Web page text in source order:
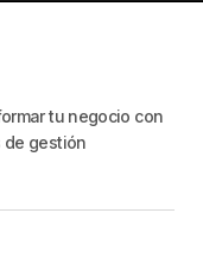
tu negocio con
de gestión